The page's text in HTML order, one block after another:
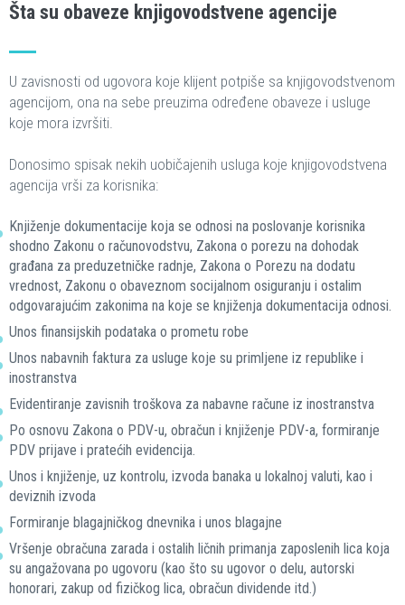
Šta su obaveze knjigovodstvene agencije
U zavisnosti od ugovora koje klijent potpiše sa knjigovodstvenom
agencijom, ona na sebe preuzima određene obaveze i usluge
koje mora izvršiti.
Donosimo spisak nekih uobičajenih usluga koje knjigovodstvena
agencija vrši za korisnika:
Knjiženje dokumentacije koja se odnosi na poslovanje korisnika
shodno Zakonu o računovodstvu, Zakona o porezu na dohodak
građana za preduzetničke radnje, Zakona o Porezu na dodatu
vrednost, Zakonu o obaveznom socijalnom osiguranju i ostalim
odgovarajućim zakonima na koje se knjiženja dokumentacija odnosi.
Unos finansijskih podataka o prometu robe
Unos nabavnih faktura za usluge koje su primljene iz republike i
inostranstva
Evidentiranje zavisnih troškova za nabavne račune iz inostranstva
Po osnovu Zakona o PDV-u, obračun i knjiženje PDV-a, formiranje
PDV prijave i pratećih evidencija.
Unos i knjiženje, uz kontrolu, izvoda banaka u lokalnoj valuti, kao i
deviznih izvoda
Formiranje blagajničkog dnevnika i unos blagajne
Vršenje obračuna zarada i ostalih ličnih primanja zaposlenih lica koja
su angažovana po ugovoru (kao što su ugovor o delu, autorski
honorari, zakup od fizičkog lica, obračun dividende itd.)